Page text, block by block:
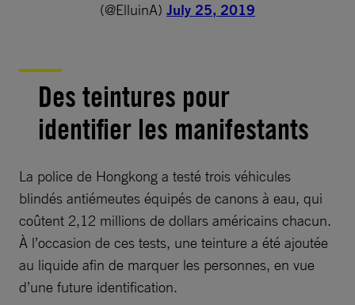
(@ElluinA) July 25, 2019
Des teintures pour
identifier les manifestants
La police de Hongkong a testé trois véhicules
blindés antiémeutes équipés de canons à eau, qui
coûtent 2,12 millions de dollars américains chacun.
À l’occasion de ces tests, une teinture a été ajoutée
au liquide afin de marquer les personnes, en vue
d’une future identification.